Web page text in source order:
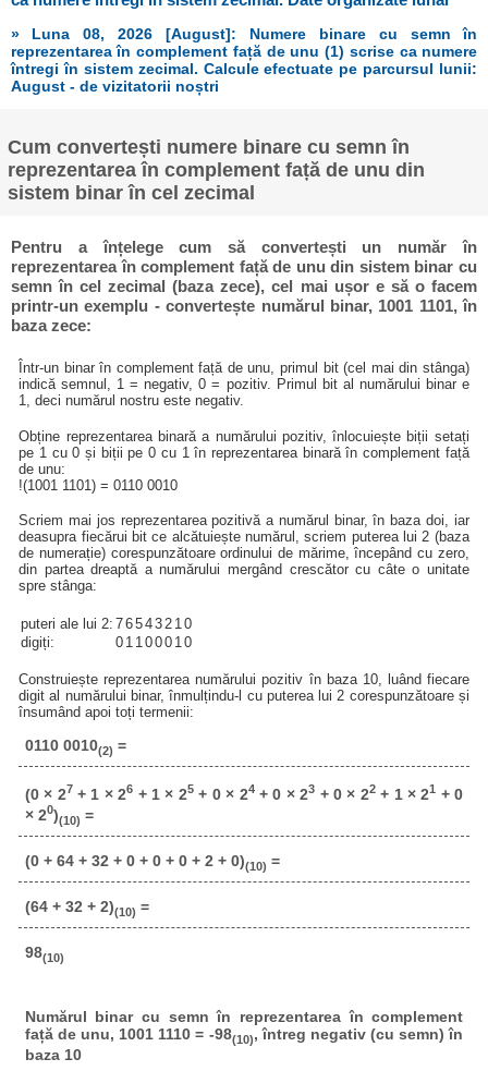
» Luna 08, 2026 [August]: Numere binare cu semn în
reprezentarea în complement față de unu (1) scrise ca numere
întregi în sistem zecimal. Calcule efectuate pe parcursul lunii:
August - de vizitatorii noștri
Cum convertești numere binare cu semn în
reprezentarea în complement față de unu din
sistem binar în cel zecimal
Pentru a înțelege cum să convertești un număr în
reprezentarea în complement față de unu din sistem binar cu
semn în cel zecimal (baza zece), cel mai ușor e să o facem
printr-un exemplu - convertește numărul binar, 1001 1101, în
baza zece:
Într-un binar în complement față de unu, primul bit (cel mai din stânga)
indică semnul, 1 = negativ, 0 = pozitiv. Primul bit al numărului binar e
1, deci numărul nostru este negativ.
Obține reprezentarea binară a numărului pozitiv, înlocuiește biții setați
pe 1 cu 0 și biții pe 0 cu 1 în reprezentarea binară în complement față
de unu:
!(1001 1101) = 0110 0010
Scriem mai jos reprezentarea pozitivă a numărul binar, în baza doi, iar
deasupra fiecărui bit ce alcătuiește numărul, scriem puterea lui 2 (baza
de numerație) corespunzătoare ordinului de mărime, începând cu zero,
din partea dreaptă a numărului mergând crescător cu câte o unitate
spre stânga:
puteri ale lui 2: 76543 2 1 0
digiți:
0 1 1 000 1 0
Construiește reprezentarea numărului pozitiv în baza 10, luând fiecare
digit al numărului binar, înmulțindu-l cu puterea lui 2 corespunzătoare și
însumând apoi toți termenii:
0110 0010(2) =
(0 × 27 + 1 × 26 + 1 × 25+ 0 × 24+ 0 × 23 + 0 × 22+ 1 × 21 + 0
× 20)(10) =
(0 + 64 + 32 + 0 + 0 + 0 + 2 + 0)(10) =
(64 + 32 + 2)(10) =
98(10)
Numărul binar cu semn în reprezentarea în complement
față de unu, 1001 1110 = -98(10), întreg negativ (cu semn) în
baza 10